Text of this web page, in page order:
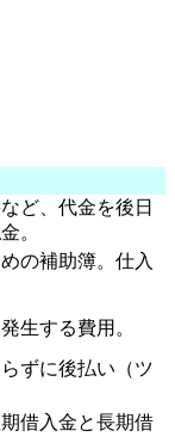
ど、代金を後日
。
の補助簿。仕入
生する費用。
ずに後払い（ツ
借入金と長期借